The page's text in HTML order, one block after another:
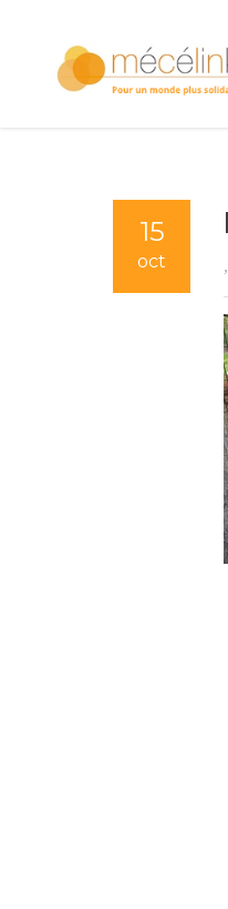
15
oct